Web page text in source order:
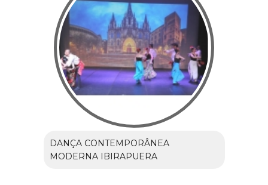
DANÇA CONTEMPORÂNEA
MODERNA IBIRAPUERA